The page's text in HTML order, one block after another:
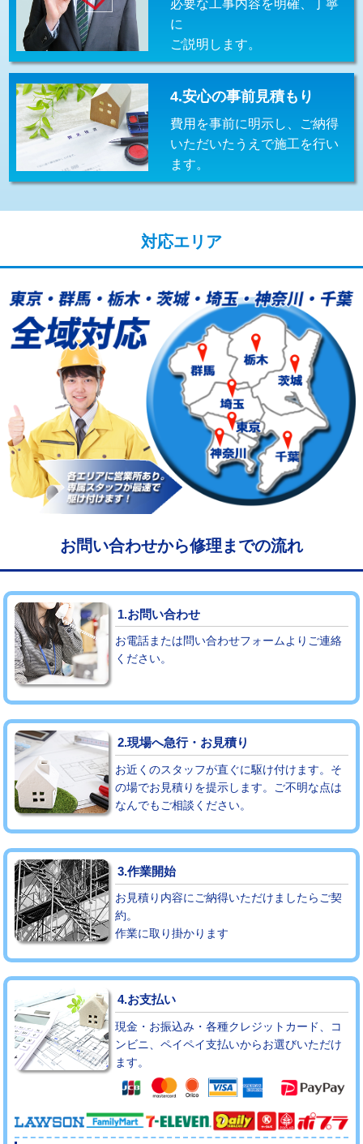
持込商品取付（混合水栓） 16,500円
持込商品取付（浄水器・分岐水栓） 16,500円
給水管工事※（バンド止め)
給水管工事※（支持金具設置) 5,500円
給水管工事※（保温材使用（バンド止
5,500円
用/3ｍまで)
給水管工事※（塩ビ管（VP・HI）使
用（追加）/3ｍ超え)
+8,800円
給水管工事※（ライニング鋼管・銅
管・ポリ管・HT管使用/3ｍまで)
44,000円
給水管工事※（ライニング鋼管・銅
管・ポリ管・HT管使用/3ｍ超え)
+8,800円
マス交換（土の掘削・埋め戻し作業） 11,000円~
マス交換（深さ50㎝未満） 55,000円
マス交換（深さ50㎝以上） 66,000円
コンクリート斫り（厚さ10㎝まで） 27,500円
コンクリート斫り（厚さ10㎝超え）
モルタル補修（厚さ10㎝まで） 27,500円
モルタル補修（厚さ10㎝超え）
追加人工 16,500円
廃棄・処分 現場見積
※給水管工事は20mmまでの価格です。
必要な工事内容を明確、丁寧
に
ご説明します。
4.安心の事前見積もり
費用を事前に明示し、ご納得
いただいたうえで施工を行い
ます。
対応エリア
お問い合わせから修理までの流れ
1.お問い合わせ
お電話または問い合わせフォームよりご連絡
ください。
2.現場へ急行・お見積り
お近くのスタッフが直ぐに駆け付けます。そ
の場でお見積りを提示します。ご不明な点は
なんでもご相談ください。
3.作業開始
お見積り内容にご納得いただけましたらご契
約。
作業に取り掛かります
4.お支払い
現金・お振込み・各種クレジットカード、コ
ンビニ、ペイペイ支払いからお選びいただけ
ます。